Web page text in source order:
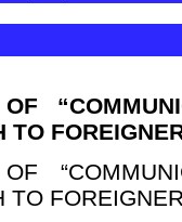
TO
TO